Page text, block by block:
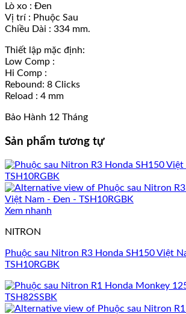
Lò xo : Đen
Vị trí : Phuộc Sau
Chiều Dài : 334 mm.
Thiết lập mặc định:
Low Comp :
Hi Comp :
Rebound: 8 Clicks
Reload : 4 mm
Bảo Hành 12 Tháng
Sản phẩm tương tự
Xem nhanh
NITRON
Phuộc sau Nitron R3 Honda SH150 Việt
TSH10RGBK